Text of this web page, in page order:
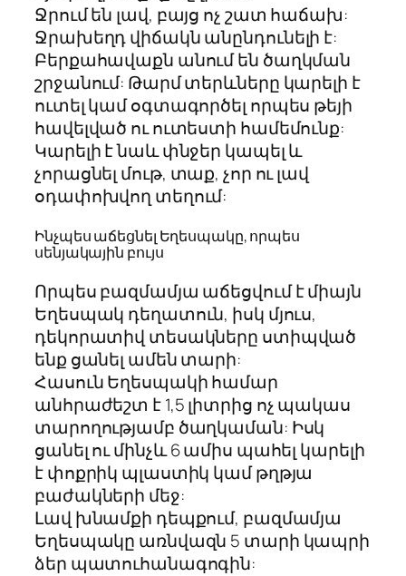
Ջրում են լավ, բայց ոչ շատ հաճախ:
Ջրախեղդ վիճակն անընդունելի է:
Բերքահավաքն անում են ծաղկման
շրջանում: Թարմ տերևները կարելի է
ուտել կամ օգտագործել որպես թեյի
հավելված ու ուտեստի համեմունք:
Կարելի է նաև փնջեր կապել և
չորացնել մութ, տաք, չոր ու լավ
օդափոխվող տեղում:
Ինչպես աճեցնել Եղեսպակը, որպես
սենյակային բույս
Որպես բազմամյա աճեցվում է միայն
Եղեսպակ դեղատուն, իսկ մյուս,
դեկորատիվ տեսակները ստիպված
ենք ցանել ամեն տարի:
Հասուն Եղեսպակի համար
անհրաժեշտ է 1,5 լիտրից ոչ պակաս
տարողությամբ ծաղկաման: Իսկ
ցանել ու մինչև 6 ամիս պահել կարելի
է փոքրիկ պլաստիկ կամ թղթյա
բաժակների մեջ:
Լավ խնամքի դեպքում, բազմամյա
Եղեսպակը առնվազն 5 տարի կապրի
ձեր պատուհանագոգին: